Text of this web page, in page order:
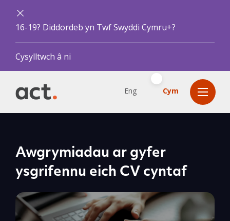
16-19? Diddordeb yn Twf Swyddi Cymru+?
Cysylltwch â ni
Eng Cym
Awgrymiadau ar gyfer
ysgrifennu eich CV cyntaf